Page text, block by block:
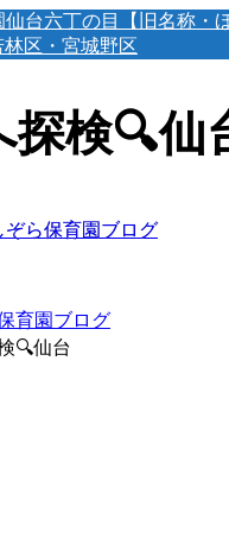
探検🔍仙
ぞら保育園ブログ
育園ブログ
🔍仙台